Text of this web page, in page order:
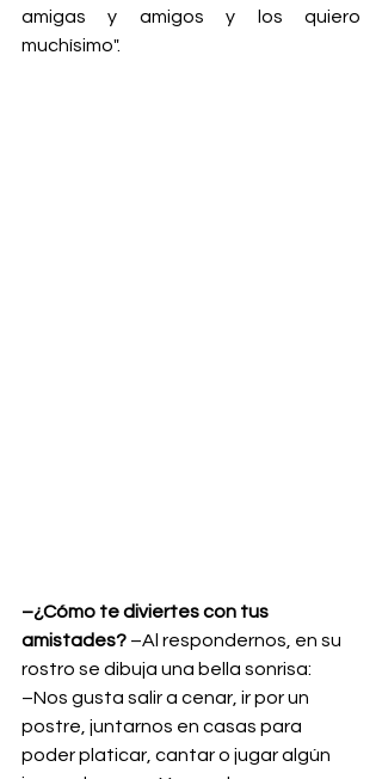
amigas y amigos y los quiero
muchísimo".
–¿Cómo te diviertes con tus
amistades? –Al respondernos, en su
rostro se dibuja una bella sonrisa:
–Nos gusta salir a cenar, ir por un
postre, juntarnos en casas para
poder platicar, cantar o jugar algún